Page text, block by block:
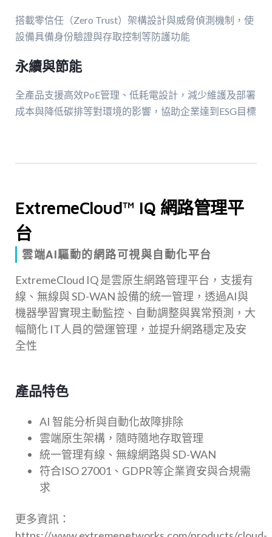
搭載零信任（Zero Trust）架構設計與威脅偵測機制，使
設備具備身份驗證與存取控制等防護功能
永續與節能
全產品支援高效PoE管理、低耗電設計，減少維護及部署
成本與降低碳排等對環境的影響，協助企業達到ESG目標
ExtremeCloud™ IQ 網路管理平
台
雲端AI驅動的網路可視與自動化平台
ExtremeCloud IQ 是雲原生網路管理平台，支援有
線、無線與 SD-WAN 設備的統一管理，透過AI與
機器學習實現主動監控、自動調整與異常預測，大
幅簡化 IT人員的營運管理，並提升網路穩定及安
全性
產品特色
AI 智能分析與自動化故障排除
雲端原生架構，隨時隨地存取管理
統一管理有線、無線網路與 SD-WAN
符合ISO 27001、GDPR等企業資安與合規需
求
更多資訊：